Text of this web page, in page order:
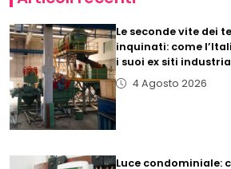
Le seconde vite dei
inquinati: come
i suoi ex siti
4 Agosto 2026
Luce condominiale: